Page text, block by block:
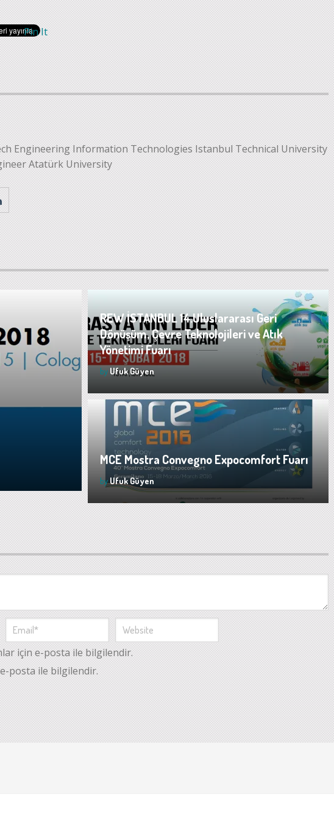
Pin It
Engineering Information Technologies Istanbul Technical University
Atatürk University
REW İSTANBUL 14.Uluslararası Geri
Dönüşüm, Çevre Teknolojileri ve Atık
Yönetimi Fuarı
by Ufuk Güyen
MCE Mostra Convegno Expocomfort Fuarı
byUfuk Güyen
için e-posta ile bilgilendir.
posta ile bilgilendir.